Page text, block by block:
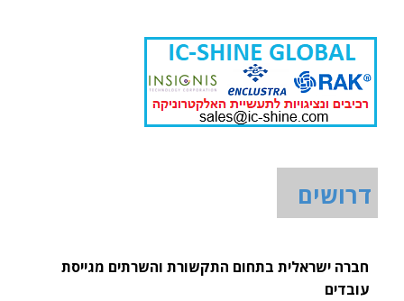
דרושים
חברה ישראלית בתחום התקשורת והשרתים מגייסת
עובדים